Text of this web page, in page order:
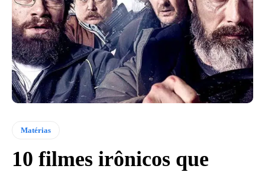
Matérias
10 filmes irônicos que